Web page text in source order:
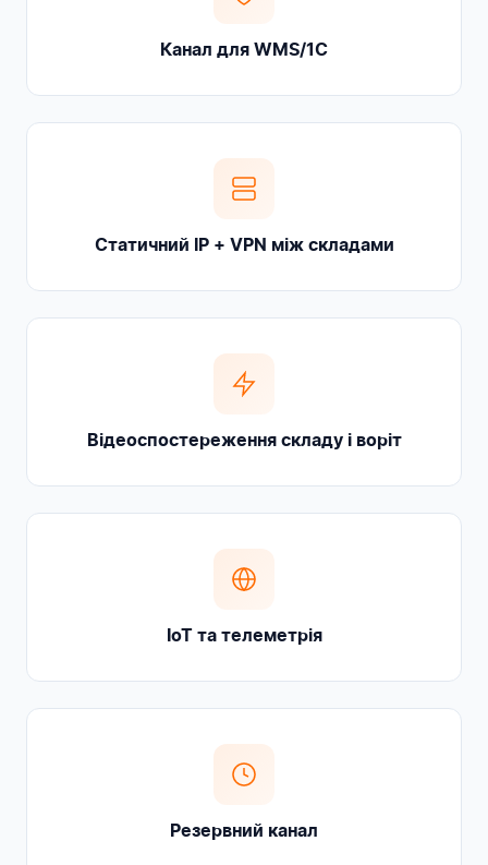
Канал для WMS/1С
Статичний IP + VPN між складами
Відеоспостереження складу і воріт
IoT та телеметрія
Резервний канал